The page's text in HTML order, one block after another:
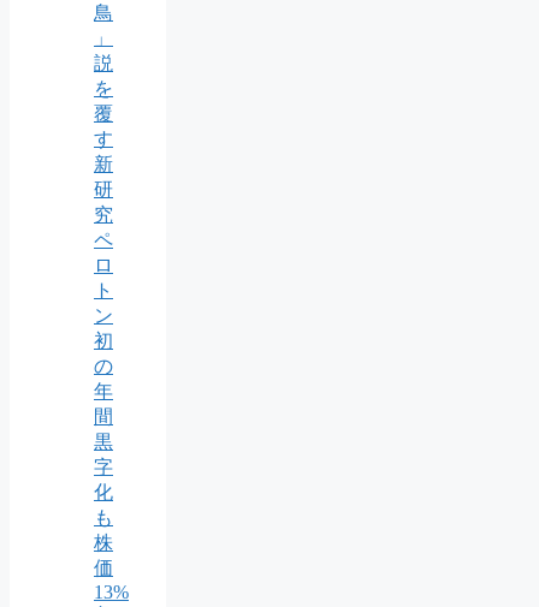
鳥
」
説
を
覆
す
新
研
究
ペ
ロ
ト
ン
初
の
年
間
黒
字
化
も
株
価
13%